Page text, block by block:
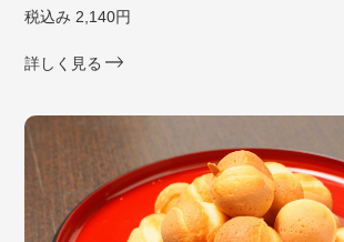
税込み 2,140円
詳しく見る